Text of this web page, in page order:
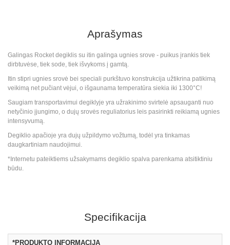
Aprašymas
Galingas Rocket degiklis su itin galinga ugnies srove - puikus įrankis tiek
dirbtuvėse, tiek sode, tiek išvykoms į gamtą.
Itin stipri ugnies srovė bei speciali purkštuvo konstrukcija užtikrina patikimą
veikimą net pučiant vėjui, o išgaunama temperatūra siekia iki 1300°C!
Saugiam transportavimui degiklyje yra užrakinimo svirtelė apsauganti nuo
netyčinio įjungimo, o dujų srovės reguliatorius leis pasirinkti reikiamą ugnies
intensyvumą.
Degiklio apačioje yra dujų užpildymo vožtumą, todėl yra tinkamas
daugkartiniam naudojimui.
*Internetu pateiktiems užsakymams degiklio spalva parenkama atsitiktiniu
būdu.
Specifikacija
*PRODUKTO INFORMACIJA